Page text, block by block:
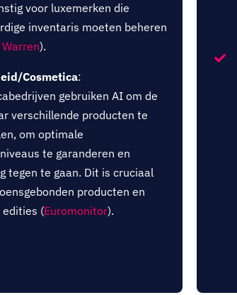
voor luxemerken die
inventaris moeten beheren
).
Cosmetica:
gebruiken AI om de
verschillende producten te
om optimale
te garanderen en
tegen te gaan. Dit is cruciaal
producten en
(Euromonitor).